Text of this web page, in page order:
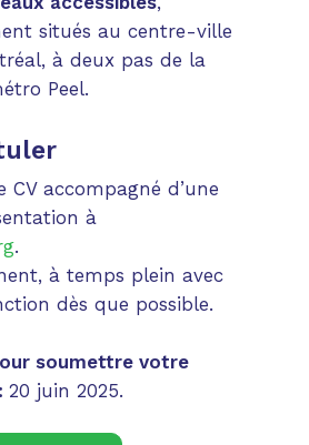
situés au centre-ville
à deux pas de la
Peel.
CV accompagné d’une
à
.
à temps plein avec
dès que possible.
soumettre votre
20 juin 2025.